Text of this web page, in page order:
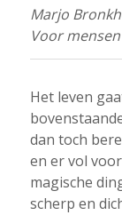
Marjo
Voor
Het leven
dan toch
en er vol
magische
scherp en